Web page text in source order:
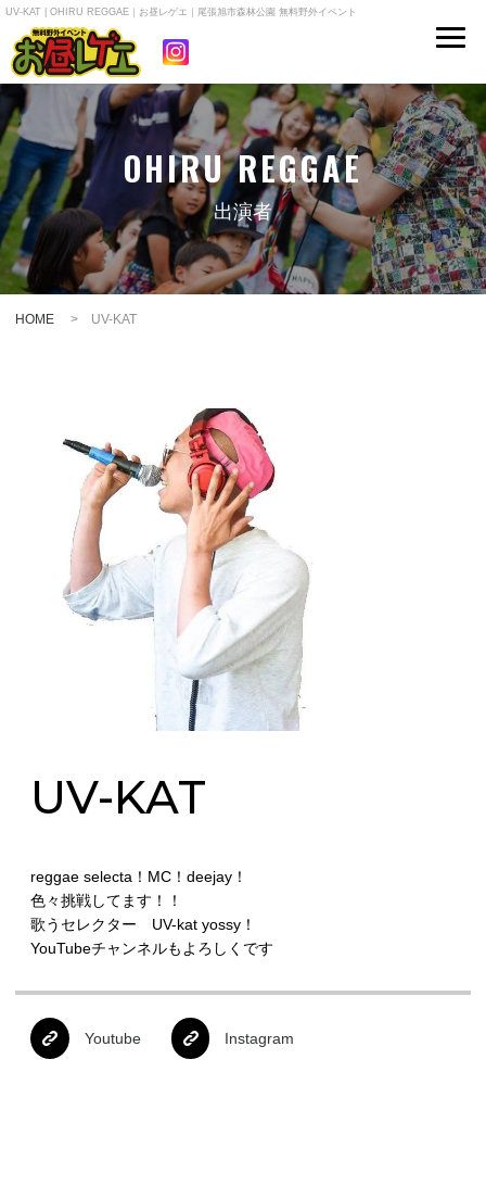
UV-KAT | OHIRU REGGAE｜お昼レゲエ｜尾張旭市森林公園 無料野外イベント
OHIRU REGGAE
出演者
HOME > UV-KAT
UV-KAT
reggae selecta！MC！deejay！
色々挑戦してます！！
歌うセレクター UV-kat yossy！
YouTubeチャンネルもよろしくです
Youtube Instagram